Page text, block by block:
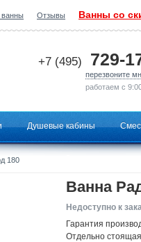
ванны Отзывы Ванны со
+7 (495) 729-
перезвоните
работаем с
Душевые кабины
180
Ванна
Недоступно к
Гарантия
Отдельно